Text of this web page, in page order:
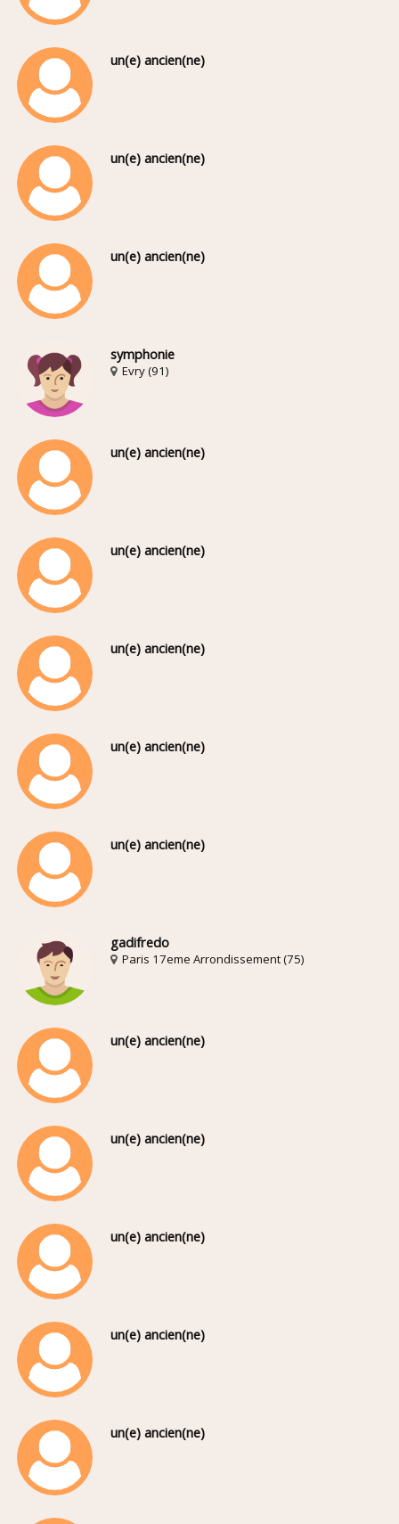
un(e) ancien(ne)
un(e) ancien(ne)
un(e) ancien(ne)
symphonie
Evry (91)
un(e) ancien(ne)
un(e) ancien(ne)
un(e) ancien(ne)
un(e) ancien(ne)
un(e) ancien(ne)
gadifredo
Paris 17eme Arrondissement (75)
un(e) ancien(ne)
un(e) ancien(ne)
un(e) ancien(ne)
un(e) ancien(ne)
un(e) ancien(ne)